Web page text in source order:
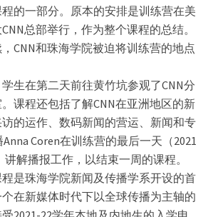
的一部分。原本的安排是训练营在美
总部举行，作为整个课程的总结。
CNN和珠海学院被迫将训练营的地点
生在第二天前往黄竹坑参观了CNN分
课程还包括了解CNN在亚洲地区的新
的运作、数码新闻的营运、新闻和专
Coren在训练营的最后一天（2021
讲解播报工作，以结束一周的课程。
是珠海学院新闻及传播学系开设的首
在新媒体时代下以全球传播为主轴的